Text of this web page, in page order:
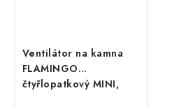
Ventilátor na kamna
FLAMINGO
čtyřlopatkový MINI,